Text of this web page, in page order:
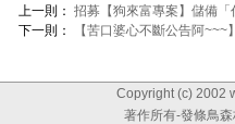
上一則： 招募【狗來富專案】儲備
下一則：
【苦口婆心不斷公告阿
Copyright (c) 2002
著作所有-發條鳥